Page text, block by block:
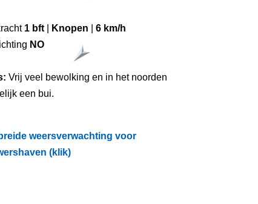
1 bft Knopen
6 km/h
NO
Vrij veel bewolking en in het noorden
een bui.
weersverwachting voor
(klik)